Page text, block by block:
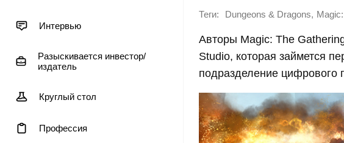
Интервью
Разыскивается инвестор/
издатель
Круглый стол
Профессия
Теги: Dungeons & Dragons,
Авторы Magic: The
Studio, которая займется
подразделение цифрового